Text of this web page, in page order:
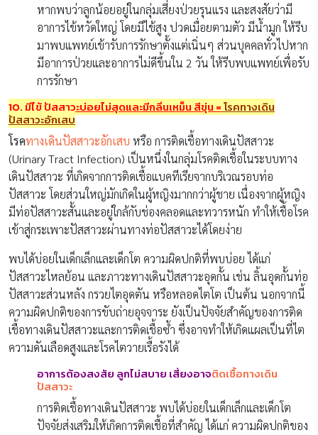
หากพบว่าลูกน้อยอยู่ในกลุ่มเสี่ยงป่วยรุนแรง และสงสัยว่ามี
อาการไข้หวัดใหญ่ โดยมีไข้สูง ปวดเมื่อยตามตัว มีน้ำมูก ให้รีบ
มาพบแพทย์เข้ารับการรักษาตั้งแต่เนิ่นๆ ส่วนบุคคลทั่วไปหาก
มีอาการป่วยและอาการไม่ดีขึ้นใน 2 วัน ให้รีบพบแพทย์เพื่อรับ
การรักษา
10. มีไข้ ปัสสาวะบ่อยไม่สุดและมีกลิ่นเหม็น สีขุ่น =โรคทางเดิน
ปัสสาวะอักเสบ
โรคทางเดินปัสสาวะอักเสบ หรือ การติดเชื้อทางเดินปัสสาวะ
(Urinary Tract Infection) เป็นหนึ่งในกลุ่มโรคติดเชื้อในระบบทาง
เดินปัสสาวะ ที่เกิดจากการติดเชื้อแบคทีเรียจากบริเวณรอบท่อ
ปัสสาวะ โดยส่วนใหญ่มักเกิดในผู้หญิงมากกว่าผู้ชาย เนื่องจากผู้หญิง
มีท่อปัสสาวะสั้นและอยู่ใกล้กับช่องคลอดและทวารหนัก ทำให้เชื้อโรค
เข้าสู่กระเพาะปัสสาวะผ่านทางท่อปัสสาวะได้โดยง่าย
พบได้บ่อยในเด็กเล็กและเด็กโต ความผิดปกติที่พบบ่อย ได้แก่
ปัสสาวะไหลย้อน และภาวะทางเดินปัสสาวะอุดกั้น เช่น ลิ้นอุดกั้นท่อ
ปัสสาวะส่วนหลัง กรวยไตอุดตัน หรือหลอดไตโต เป็นต้น นอกจากนี้
ความผิดปกติของการขับถ่ายอุจจาระ ยังเป็นปัจจัยสำคัญของการติด
เชื้อทางเดินปัสสาวะและการติดเชื้อซ้ำ ซึ่งอาจทำให้เกิดแผลเป็นที่ไต
ความดันเลือดสูงและโรคไตวายเรื้อรังได้
อาการต้องสงสัย ลูกไม่สบาย เสี่ยงอาจติดเชื้อทางเดิน
ปัสสาวะ
การติดเชื้อทางเดินปัสสาวะ พบได้บ่อยในเด็กเล็กและเด็กโต
ปัจจัยส่งเสริมให้เกิดการติดเชื้อที่สำคัญ ได้แก่ ความผิดปกติของ